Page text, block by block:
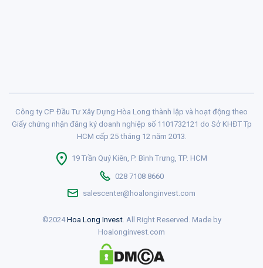
Công ty CP Đầu Tư Xây Dựng Hòa Long thành lập và hoạt động theo
Giấy chứng nhận đăng ký doanh nghiệp số 1101732121 do Sở KHĐT Tp
HCM cấp 25 tháng 12 năm 2013.
19 Trần Quý Kiên, P. Bình Trưng, TP. HCM
028 7108 8660
salescenter@hoalonginvest.com
©2024Hoa Long Invest. All Right Reserved. Made by
Hoalonginvest.com